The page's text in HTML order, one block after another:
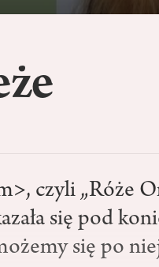
czyli „Róże
się pod
się po